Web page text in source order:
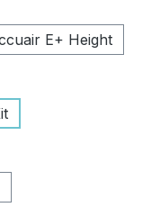
E+ Height